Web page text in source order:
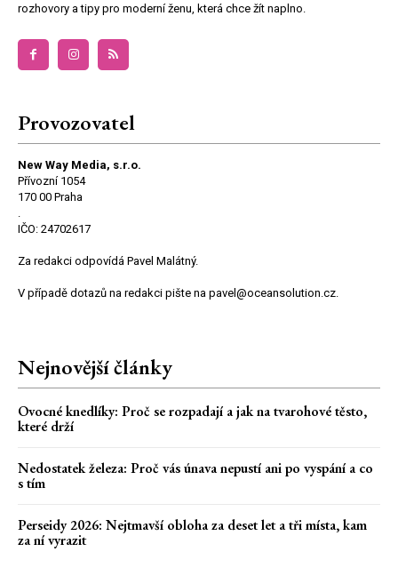
rozhovory a tipy pro moderní ženu, která chce žít naplno.
Provozovatel
New Way Media, s.r.o.
Přívozní 1054
170 00 Praha
IČO: 24702617
Za redakci odpovídá Pavel Malátný.
V případě dotazů na redakci pište na pavel@oceansolution.cz.
Nejnovější články
Ovocné knedlíky: Proč se rozpadají a jak na tvarohové těsto,
které drží
Nedostatek železa: Proč vás únava nepustí ani po vyspání a co
s tím
Perseidy 2026: Nejtmavší obloha za deset let a tři místa, kam
za ní vyrazit